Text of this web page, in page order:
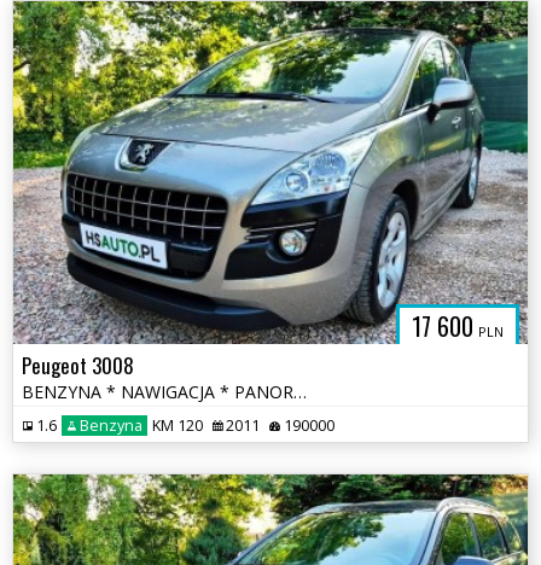
17 600 PLN
Peugeot 3008
BENZYNA * NAWIGACJA * PANORAMA * super * okazja * polecamy
1.6 Benzyna KM 120 2011 190000